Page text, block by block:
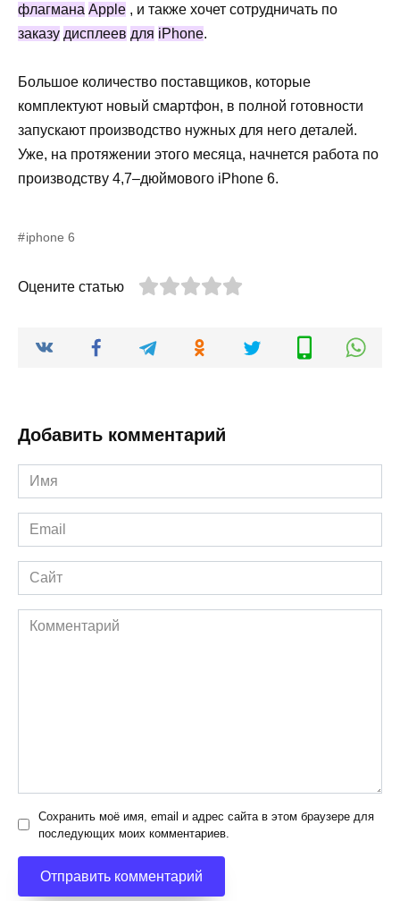
флагмана Apple , и также хочет сотрудничать по
заказу дисплеев для iPhone.
Большое количество поставщиков, которые
комплектуют новый смартфон, в полной готовности
запускают производство нужных для него деталей.
Уже, на протяжении этого месяца, начнется работа по
производству 4,7–дюймового iPhone 6.
iphone 6
Оцените статью
Добавить комментарий
Имя
*
Email
*
Сайт
Комментарий
Сохранить моё имя, email и адрес сайта в этом браузере для
последующих моих комментариев.